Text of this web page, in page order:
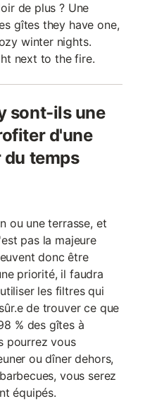
de plus ? Une
gîtes they have one,
winter nights.
next to the fire.
sont-ils une
d'une
du temps
ou une terrasse, et
pas la majeure
donc être
priorité, il faudra
les filtres qui
de trouver ce que
% des gîtes à
pourrez vous
ou dîner dehors,
vous serez
équipés.